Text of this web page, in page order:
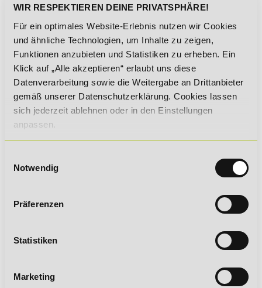
WIR RESPEKTIEREN DEINE PRIVATSPHÄRE!
Für ein optimales Website-Erlebnis nutzen wir Cookies
und ähnliche Technologien, um Inhalte zu zeigen,
Funktionen anzubieten und Statistiken zu erheben. Ein
Klick auf „Alle akzeptieren“ erlaubt uns diese
Datenverarbeitung sowie die Weitergabe an Drittanbieter
gemäß unserer Datenschutzerklärung. Cookies lassen
sich jederzeit ablehnen oder in den Einstellungen
anpassen.
Notwendig
Präferenzen
Statistiken
Marketing
Gesundheitsmanagement
Personal Training
Sporternährung
DEINE VORTEILE IM ÜBERBLICK
WEBINAR-TERMINE
VORAUSSETZUNGEN